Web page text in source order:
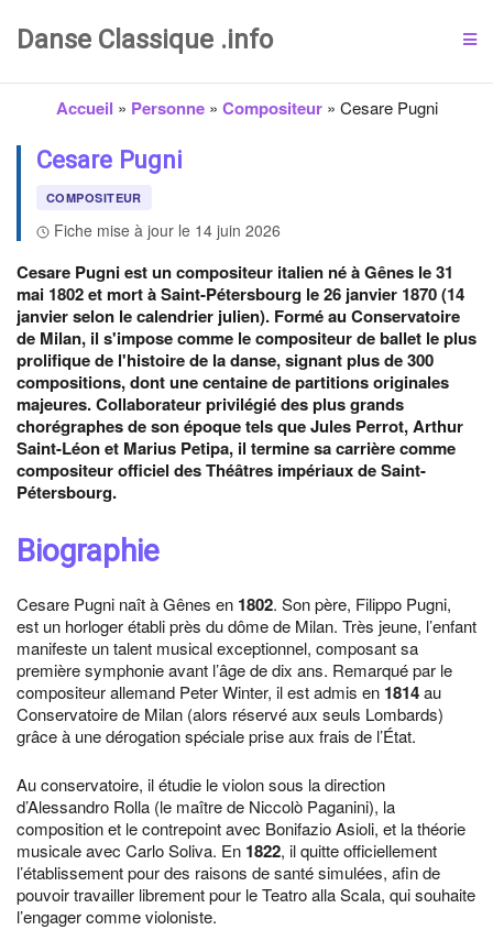
Danse Classique .info
Accueil » Personne» Compositeur» Cesare Pugni
Cesare Pugni
COMPOSITEUR
Fiche mise à jour le 14 juin 2026
Cesare Pugni est un compositeur italien né à Gênes le 31
mai 1802 et mort à Saint-Pétersbourg le 26 janvier 1870 (14
janvier selon le calendrier julien). Formé au Conservatoire
de Milan, il s'impose comme le compositeur de ballet le plus
prolifique de l'histoire de la danse, signant plus de 300
compositions, dont une centaine de partitions originales
majeures. Collaborateur privilégié des plus grands
chorégraphes de son époque tels que Jules Perrot, Arthur
Saint-Léon et Marius Petipa, il termine sa carrière comme
compositeur officiel des Théâtres impériaux de Saint-
Pétersbourg.
Biographie
Cesare Pugni naît à Gênes en 1802. Son père, Filippo Pugni,
est un horloger établi près du dôme de Milan. Très jeune, l’enfant
manifeste un talent musical exceptionnel, composant sa
première symphonie avant l’âge de dix ans. Remarqué par le
compositeur allemand Peter Winter, il est admis en 1814au
Conservatoire de Milan (alors réservé aux seuls Lombards)
grâce à une dérogation spéciale prise aux frais de l’État.
Au conservatoire, il étudie le violon sous la direction
d’Alessandro Rolla (le maître de Niccolò Paganini), la
composition et le contrepoint avec Bonifazio Asioli, et la théorie
musicale avec Carlo Soliva. En 1822, il quitte officiellement
l’établissement pour des raisons de santé simulées, afin de
pouvoir travailler librement pour le Teatro alla Scala, qui souhaite
l’engager comme violoniste.